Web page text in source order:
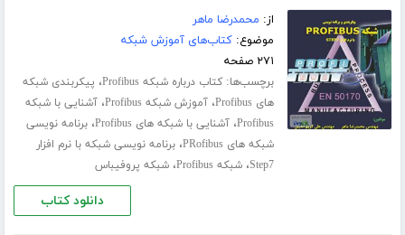
از: محمدرضا ماهر
موضوع:کتاب‌های آموزش شبکه
۲۷۱ صفحه
برچسب‌ها:کتاب درباره شبکه Profibus ، پیکربندی شبکه
های Profibus
،آموزش شبکه Profibus ،آشنایی با شبکه
Profibus،آشنایی با شبکه های Profibus ،برنامه نویسی
شبکه های PRofibus
،برنامه نویسی شبکه با نرم افزار
Step7،شبکه Profibus ،شبکه پروفیباس
دانلود کتاب